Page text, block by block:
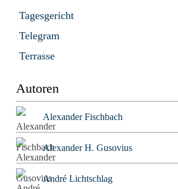
Tagesgericht
Telegram
Terrasse
Autoren
Alexander Fischbach
Alexander H. Gusovius
André Lichtschlag